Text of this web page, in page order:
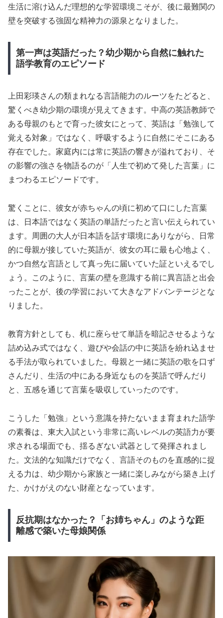
生活に溶け込んだ理想的な学習環境こそが、後に最難関の
壁を突破する強固な精神力の源泉となりました。
第一声は英語だった？幼少期から自然に触れた
語学教育のエピソード
上田彩瑛さんの類まれなる言語能力のルーツをたどると、
驚くべき幼少期の環境が見えてきます。中高の英語教師で
ある母親のもとで育った彼女にとって、英語は「勉強して
覚える対象」ではなく、呼吸するように自然にそこにある
存在でした。家庭内には常に英語の響きが溢れており、そ
の影響の強さを物語るのが「人生で初めて発した言葉」に
まつわるエピソードです。
驚くことに、彼女が赤ちゃんの頃に初めて口にした言葉
は、日本語ではなく英語の単語だったと言い伝えられてい
ます。周囲の大人が日本語を話す環境にありながら、日常
的に母親が接していた英語が、彼女の耳に最も心地よく、
かつ自然な言語として真っ先に届いていた証といえるでし
ょう。このように、言葉の壁を意識する前に異言語と出会
ったことが、後の学習において大きなアドバンテージとな
りました。
教育方針としても、机に座らせて単語を暗記させるような
詰め込み式ではなく、遊びや会話の中に英語を紛れ込ませ
る手法が取られていました。母親と一緒に英語の歌を口ず
さんだり、生活の中にある身近なものを英語で呼んだり
と、五感を通じて言葉を吸収していったのです。
こうした「勉強」という意識を持たないまま育まれた語学
の素養は、東大入試という非常に高いレベルの英語力が要
求される場面でも、揺るぎない武器として発揮されまし
た。文法的な知識だけでなく、言語そのものを直感的に捉
える力は、幼少期から家族と一緒に楽しみながら築き上げ
た、かけがえのない財産となっています。
反抗期はなかった？「お姉ちゃん」のような距
離感で築いた母娘関係